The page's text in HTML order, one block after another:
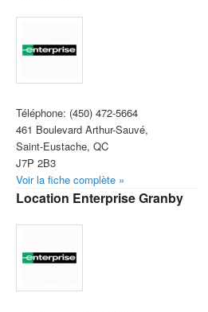
Téléphone: (450) 472-5664
461 Boulevard Arthur-Sauvé,
Saint-Eustache, QC
J7P 2B3
Voir la fiche complète »
Location Enterprise Granby